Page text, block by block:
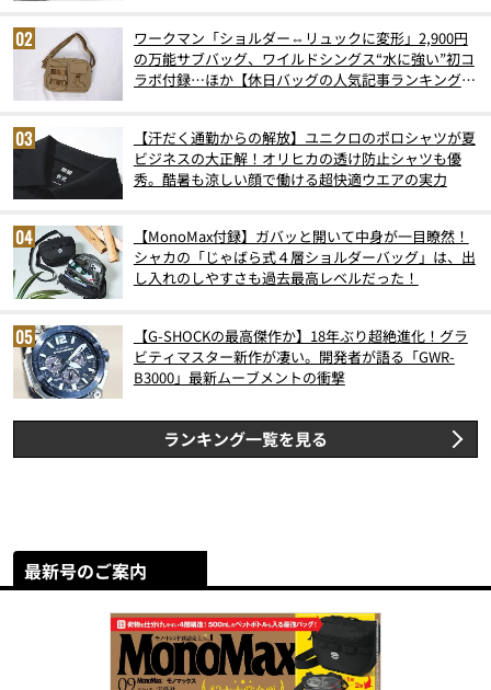
ワークマン「ショルダー⇔リュックに変形」2,900円
の万能サブバッグ、ワイルドシングス“水に強い”初コ
ラボ付録…ほか【休日バッグの人気記事ランキングベ
【汗だく通勤からの解放】ユニクロのポロシャツが夏
ビジネスの大正解！オリヒカの透け防止シャツも優
秀。酷暑も涼しい顔で働ける超快適ウエアの実力
【MonoMax付録】ガバッと開いて中身が一目瞭然！
シャカの「じゃばら式４層ショルダーバッグ」は、出
し入れのしやすさも過去最高レベルだった！
【G-SHOCKの最高傑作か】18年ぶり超絶進化！グラ
ビティマスター新作が凄い。開発者が語る「GWR-
B3000」最新ムーブメントの衝撃
ランキング一覧を見る
最新号のご案内